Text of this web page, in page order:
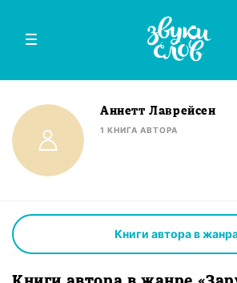
Аннетт Лаврейсен
1 КНИГА АВТОРА
Книги автора в